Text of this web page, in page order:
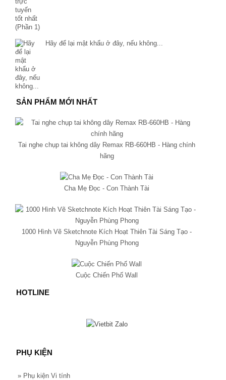
Hãy để lại mật khẩu ở đây, nếu không...
SẢN PHẨM MỚI NHẤT
Tai nghe chụp tai không dây Remax RB-660HB - Hàng chính
hãng
Cha Mẹ Đọc - Con Thành Tài
1000 Hình Vẽ Sketchnote Kích Hoạt Thiên Tài Sáng Tạo -
Nguyễn Phùng Phong
Cuộc Chiến Phố Wall
HOTLINE
PHỤ KIỆN
» Phụ kiện Vi tính